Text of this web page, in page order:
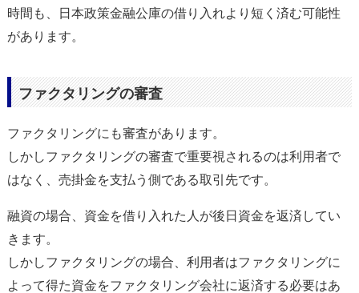
時間も、日本政策金融公庫の借り入れより短く済む可能性
があります。
ファクタリングの審査
ファクタリングにも審査があります。
しかしファクタリングの審査で重要視されるのは利用者で
はなく、売掛金を支払う側である取引先です。
融資の場合、資金を借り入れた人が後日資金を返済してい
きます。
しかしファクタリングの場合、利用者はファクタリングに
よって得た資金をファクタリング会社に返済する必要はあ